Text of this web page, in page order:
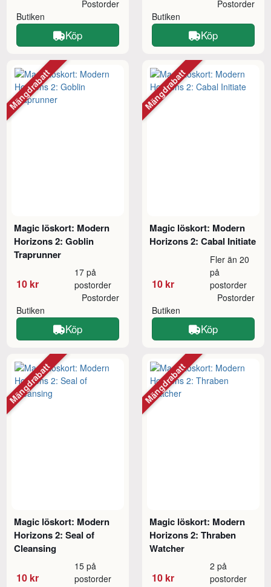
Butiken
Postorder
Köp
Butiken
Postorder
Köp
Magic löskort: Modern
Horizons 2: Goblin
Traprunner
10 kr
17 på
postorder
Butiken
Postorder
Köp
Mängdrabatt
Magic löskort: Modern
Horizons 2: Cabal Initiate
10 kr
Fler än 20
på
postorder
Butiken
Postorder
Köp
Mängdrabatt
Magic löskort: Modern
Horizons 2: Seal of
Cleansing
10 kr
15 på
postorder
Mängdrabatt
Magic löskort: Modern
Horizons 2: Thraben
Watcher
10 kr
2 på
postorder
Mängdrabatt